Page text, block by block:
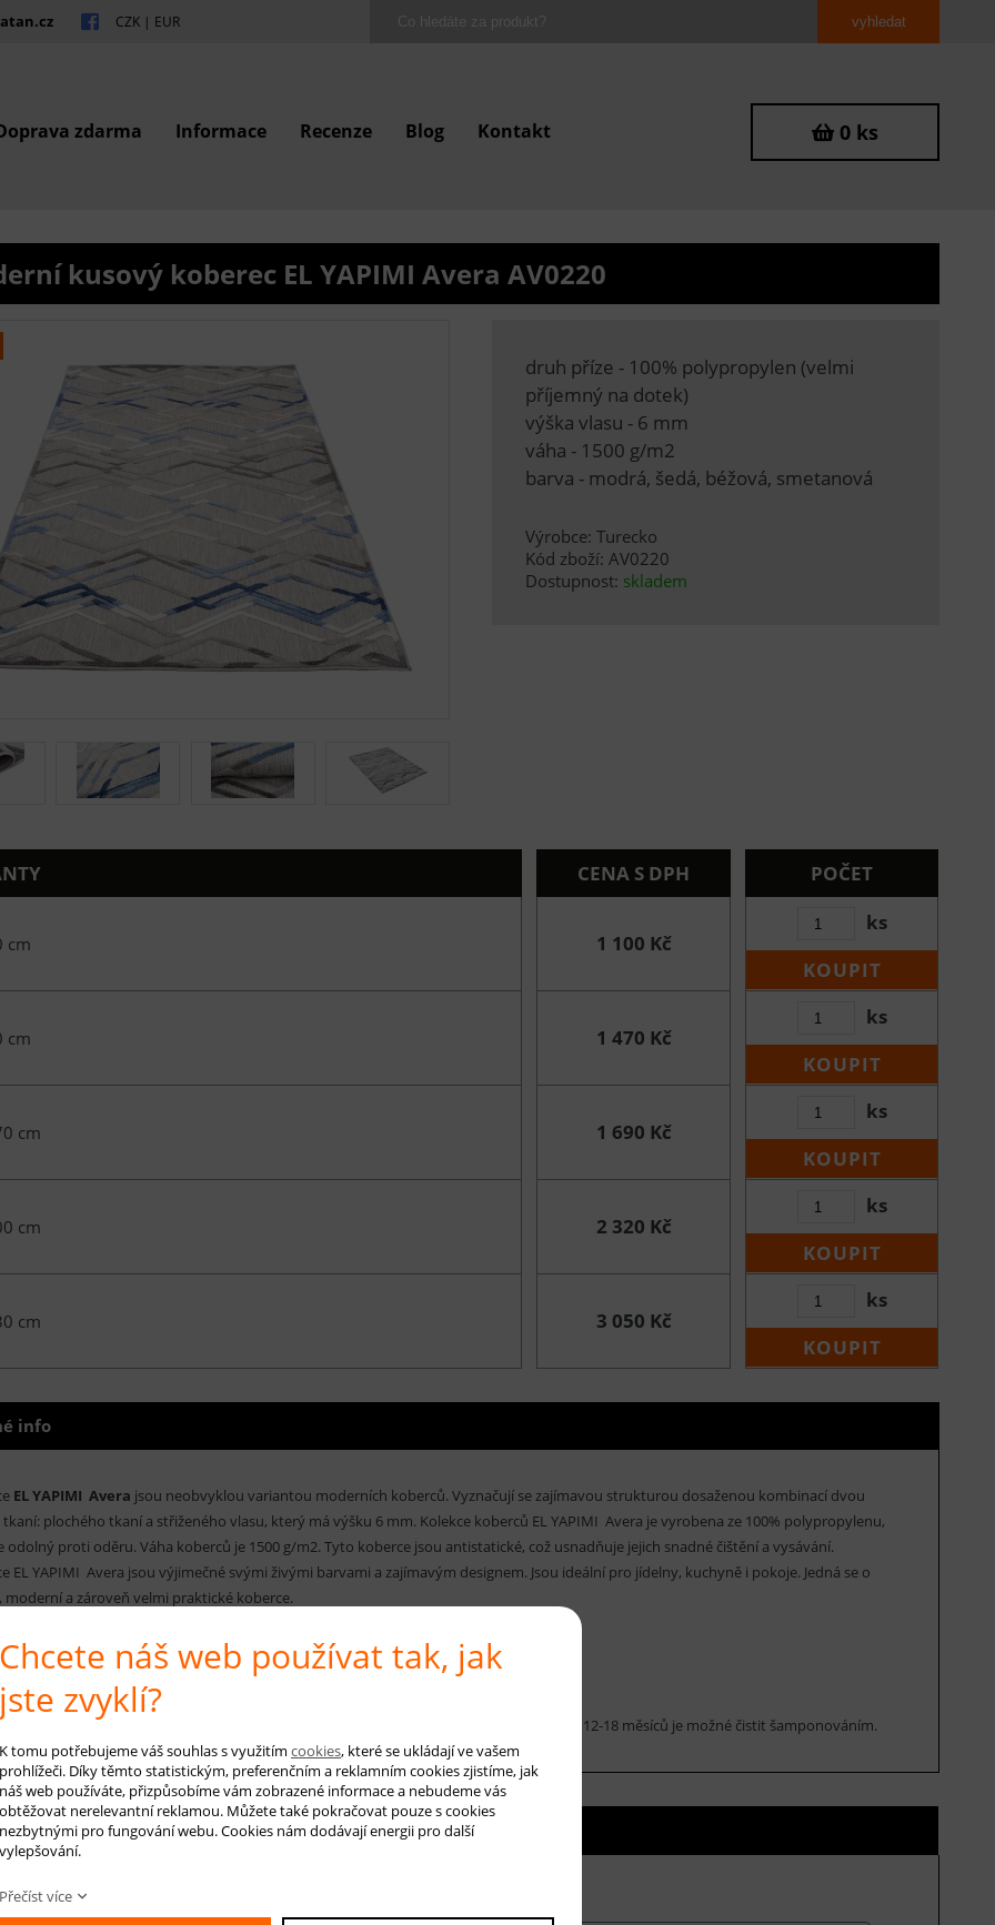
CZK | EUR
zdarma Informace Recenze Blog Kontakt 0 ks
kusový koberec EL YAPIMI Avera AV0220
druh příze - 100% polypropylen (velmi
příjemný na dotek)
výška vlasu - 6 mm
váha - 1500 g/m2
barva - modrá, šedá, béžová, smetanová
Výrobce: Turecko
Kód zboží: AV0220
Dostupnost: skladem
CENA S DPH POČET
cm 1 100 Kč
ks
KOUPIT
cm 1 470 Kč
ks
KOUPIT
cm 1 690 Kč
ks
KOUPIT
cm 2 320 Kč
ks
KOUPIT
cm 3 050 Kč
ks
KOUPIT
info
EL YAPIMI Avera jsou neobvyklou variantou moderních koberců. Vyznačují se zajímavou strukturou dosaženou kombinací dvou
plochého tkaní a střiženého vlasu, který má výšku 6 mm. Kolekce koberců EL YAPIMI Avera je vyrobena ze 100% polypropylenu,
odolný proti oděru. Váha koberců je 1500 g/m2. Tyto koberce jsou antistatické, což usnadňuje jejich snadné čištění a vysávání.
EL YAPIMI Avera jsou výjimečné svými živými barvami a zajímavým designem. Jsou ideální pro jídelny, kuchyně i pokoje. Jedná se o
moderní a zároveň velmi praktické koberce.
modrá, šedá, béžová, smetanová
ÚDRŽBA:
vysávání nečistot z koberce, které zabrání jejich zašlapání do koberce. Cca jednou za 12-18 měsíců je možné čistit šamponováním.
produkt Hlídání ceny
Chcete náš web používat tak, jak
jste zvyklí?
K tomu potřebujeme váš souhlas s využitím cookies, které se ukládají ve vašem
prohlížeči. Díky těmto statistickým, preferenčním a reklamním cookies zjistíme, jak
náš web používáte, přizpůsobíme vám zobrazené informace a nebudeme vás
obtěžovat nerelevantní reklamou. Můžete také pokračovat pouze s cookies
nezbytnými pro fungování webu. Cookies nám dodávají energii pro další
vylepšování.
Přečíst více